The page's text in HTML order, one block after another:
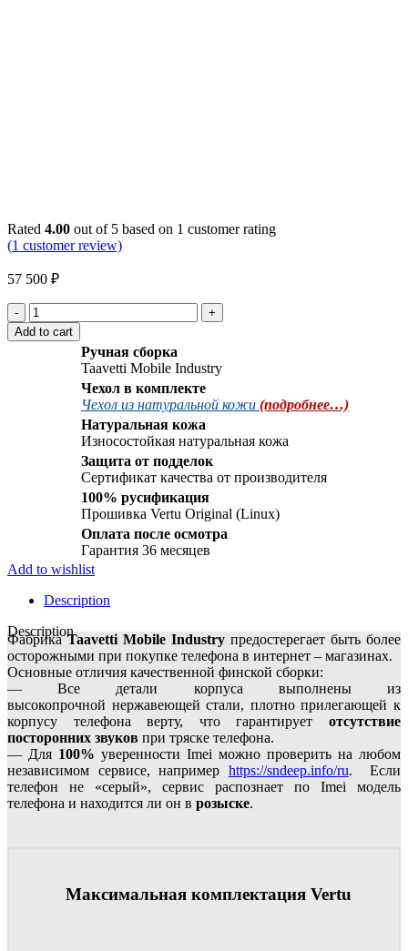
Rated 4.00 out of 5 based on 1 customer rating
(1 customer review)
57 500 ₽
Vertu
Signature
S
Add to cart
Ручная сборка
Taavetti Mobile Industry
Чехол в комплекте
Чехол из натуральной кожи (подробнее…)
Натуральная кожа
Износостойкая натуральная кожа
Защита от подделок
Сертификат качества от производителя
100% русификация
Прошивка Vertu Original (Linux)
Оплата после осмотра
Гарантия 36 месяцев
Add to wishlist
Description
Description
ФабрикаTaavetti Mobile Industry предостерегает быть более
осторожными при покупке телефона в интернет – магазинах.
Основные отличия качественной финской сборки:
— Все детали корпуса выполнены из
высокопрочной нержавеющей стали, плотно прилегающей к
корпусу телефона верту, что гарантирует отсутствие
посторонних звуков при тряске телефона.
— Для 100% уверенности Imei можно проверить на любом
независимом сервисе, например https://sndeep.info/ru. Если
телефон не «серый», сервис распознает по Imei модель
телефона и находится ли он в розыске.
Максимальная комплектация Vertu